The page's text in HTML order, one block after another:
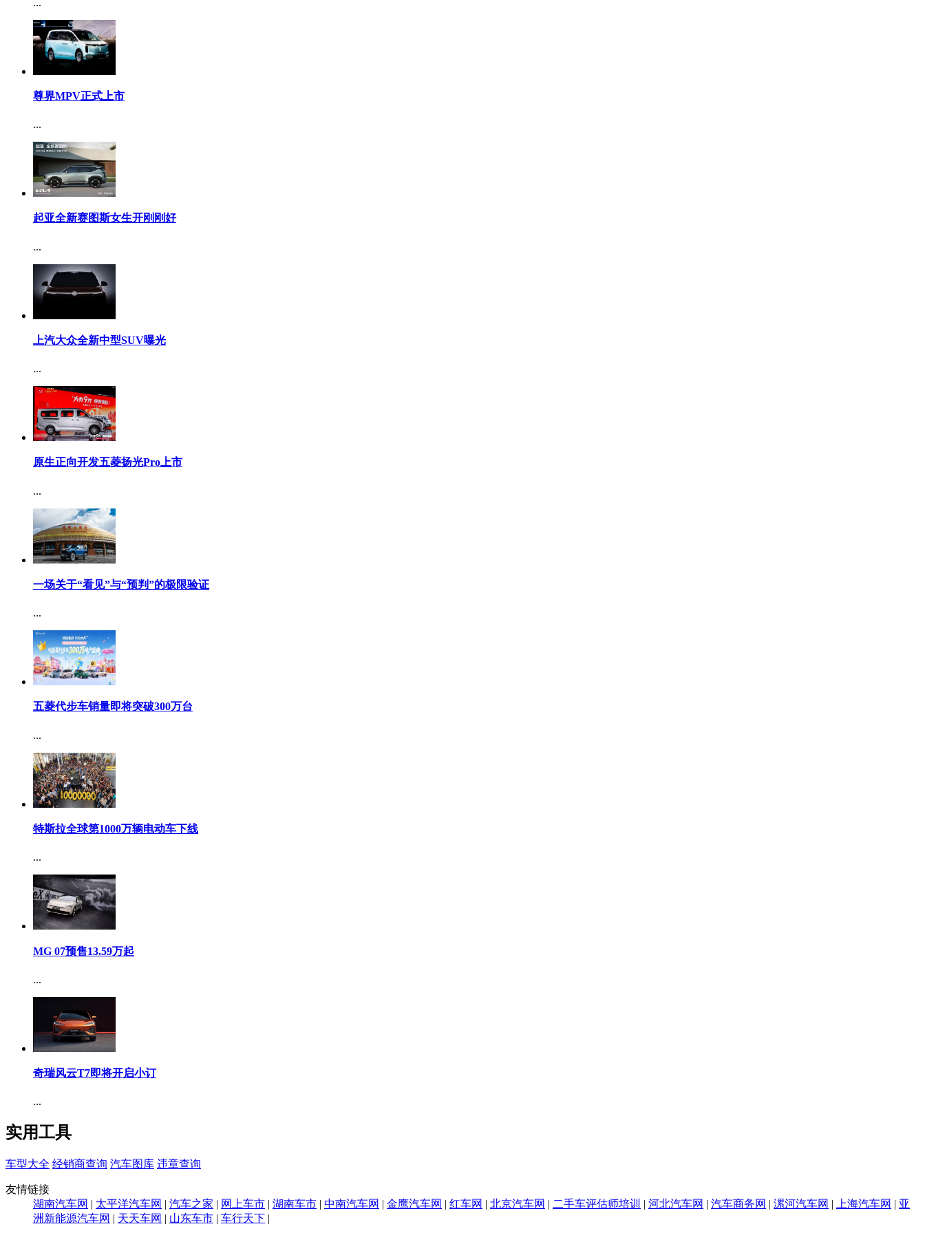
尊界MPV正式上市
...
起亚全新赛图斯女生开刚刚好
...
上汽大众全新中型SUV曝光
...
原生正向开发五菱扬光Pro上市
...
一场关于“看见”与“预判”的极限验证
...
五菱代步车销量即将突破300万台
...
特斯拉全球第1000万辆电动车下线
...
MG 07预售13.59万起
...
奇瑞风云T7即将开启小订
...
实用工具
车型大全 经销商查询 汽车图库 违章查询
友情链接
湖南汽车网 | 太平洋汽车网 | 汽车之家 | 网上车市 | 湖南车市 | 中南汽车网 | 金鹰汽车网 | 红车网 | 北京汽车网 | 二手车评估师培训 | 河北汽车网 | 汽车商务网 | 漯河汽车网 | 上海汽车网 | 亚
洲新能源汽车网 | 天天车网 | 山东车市 | 车行天下 |